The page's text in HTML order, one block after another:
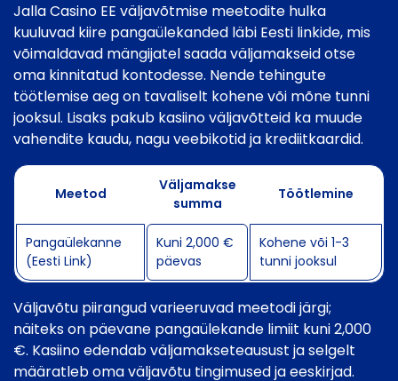
Jalla Casino EE väljavõtmise meetodite hulka
kuuluvad kiire pangaülekanded läbi Eesti linkide, mis
võimaldavad mängijatel saada väljamakseid otse
oma kinnitatud kontodesse. Nende tehingute
töötlemise aeg on tavaliselt kohene või mõne tunni
jooksul. Lisaks pakub kasiino väljavõtteid ka muude
vahendite kaudu, nagu veebikotid ja krediitkaardid.
Meetod
Väljamakse
summa
Töötlemine
Pangaülekanne
(Eesti Link)
Kuni 2,000 €
päevas
Kohene või 1-3
tunni jooksul
Väljavõtu piirangud varieeruvad meetodi järgi;
näiteks on päevane pangaülekande limiit kuni 2,000
€. Kasiino edendab väljamakseteausust ja selgelt
määratleb oma väljavõtu tingimused ja eeskirjad.